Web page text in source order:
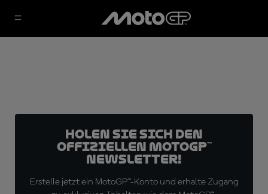
Holen Sie sich den
offiziellen MotoGP™
Newsletter!
Erstelle jetzt ein MotoGP™-Konto und erhalte Zugang